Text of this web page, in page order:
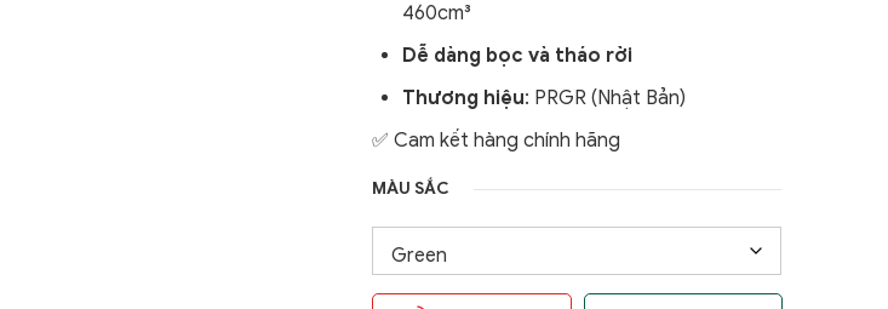
460cm³
Dễ dàng bọc và tháo rời
Thương hiệu: PRGR (Nhật Bản)
✅ Cam kết hàng chính hãng
MÀU SẮC